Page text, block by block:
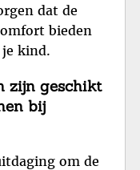
dat de
bieden
je kind.
zijn geschikt
bij
om de